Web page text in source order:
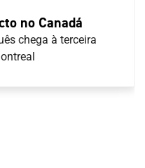
no Canadá
chega à terceira